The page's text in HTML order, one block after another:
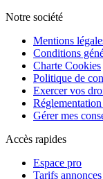
Notre société
Mentions
Conditions
Charte Cookies
Politique de
Exercer vos
Gérer mes
Accès rapides
Espace pro
Tarifs